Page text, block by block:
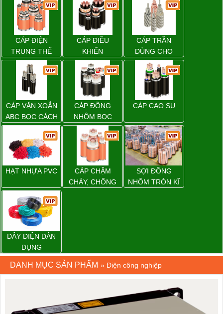
CÁP ĐIỆN
TRUNG THẾ
CÁP ĐIỀU
KHIỂN
CÁP TRẦN
DÙNG CHO
ĐƯỜNG DÂY
TẢI ĐIỆN TRÊN
KHÔNG
CÁP VẶN XOẮN
ABC BỌC CÁCH
ĐIỆN XLPE
CÁP ĐỒNG
NHÔM BỌC
CÁP CAO SU
HẠT NHỰA PVC
CÁP CHẬM
CHÁY, CHỐNG
SỢI ĐỒNG
NHÔM TRÒN KĨ
DÂY ĐIỆN DÂN
DỤNG
DANH MỤC SẢN PHẨM » Điện công nghiệp